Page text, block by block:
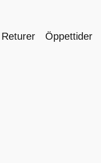
Öppettider